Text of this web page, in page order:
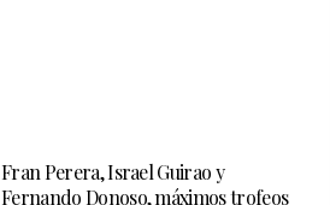
Fran Perera, Israel Guirao y
Fernando Donoso, máximos trofeos